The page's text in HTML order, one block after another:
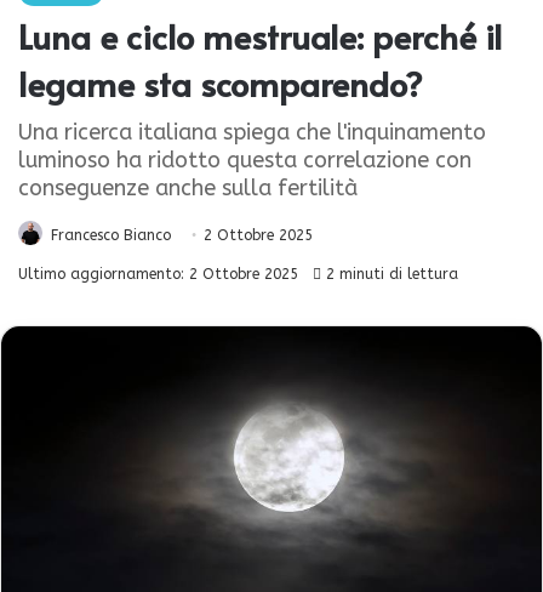
Luna e ciclo mestruale: perché il
legame sta scomparendo?
Una ricerca italiana spiega che l'inquinamento
luminoso ha ridotto questa correlazione con
conseguenze anche sulla fertilità
Francesco Bianco 2 Ottobre 2025
Ultimo aggiornamento: 2 Ottobre 2025 2 minuti di lettura